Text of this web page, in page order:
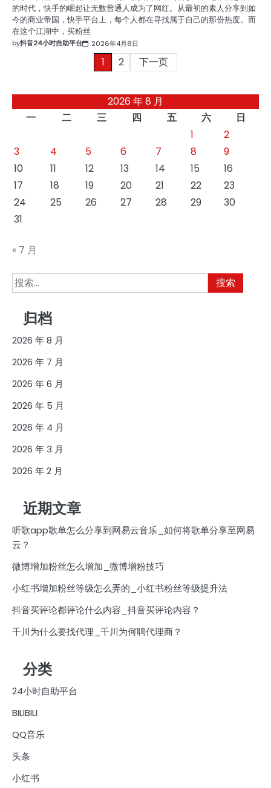
的时代，快手的崛起让无数普通人成为了网红。从最初的素人分享到如
今的商业帝国，快手平台上，每个人都在寻找属于自己的那份热度。而
在这个江湖中，买粉丝
by抖音24小时自助平台 2026年4月8日
分
1 2 下一页
2026 年 8 月
一
二 三 四 五 六
日
1
2
3
4 5 6 7 8
9
10
11 12 13 14 15
16
17
18 19 20 21 22
23
24
25 26 27 28 29
30
31
« 7 月
搜
索：
归档
2026 年 8 月
2026 年 7 月
2026 年 6 月
2026 年 5 月
2026 年 4 月
2026 年 3 月
2026 年 2 月
近期文章
听歌app歌单怎么分享到网易云音乐_如何将歌单分享至网易
云？
微博增加粉丝怎么增加_微博增粉技巧
小红书增加粉丝等级怎么弄的_小红书粉丝等级提升法
抖音买评论都评论什么内容_抖音买评论内容？
千川为什么要找代理_千川为何聘代理商？
分类
24小时自助平台
BILIBILI
QQ音乐
头条
小红书